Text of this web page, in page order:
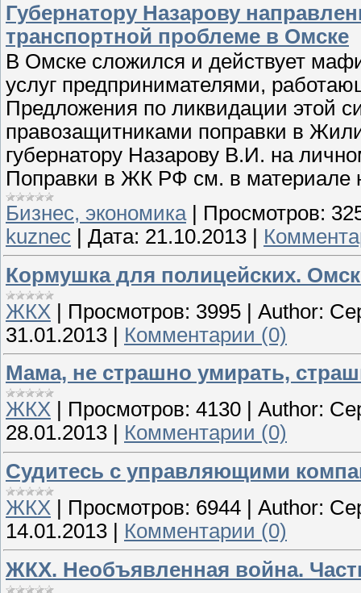
Губернатору Назарову
транспортной проблеме в Омске
В Омске сложился и действует
услуг предпринимателями,
Предложения по ликвидации этой
правозащитниками поправки в
губернатору Назарову В.И. на
Поправки в ЖК РФ см. в материале
Бизнес, экономика| Просмотров:
kuznec
Дата: 21.10.2013
Кормушка для полицейских.
ЖКХ | Просмотров: 3995 | Author:
31.01.2013 | Комментарии (0)
Мама, не страшно умирать,
ЖКХ
Просмотров: 4130 Author:
28.01.2013
Комментарии (0)
Судитесь с управляющими
ЖКХ
Просмотров: 6944 Author:
14.01.2013
Комментарии (0)
ЖКХ. Необъявленная война.